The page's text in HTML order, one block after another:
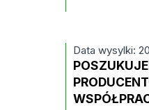
Data wysylki: